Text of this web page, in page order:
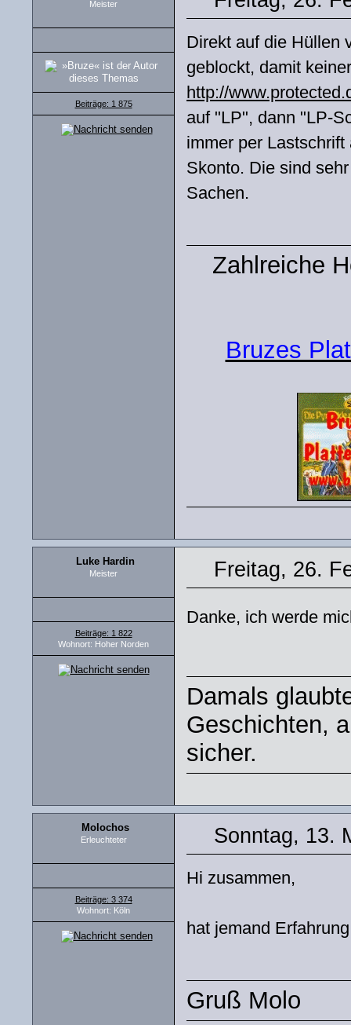
Meister
Beiträge: 1 875
Direkt auf die Hüllen
geblockt, damit
http://
auf "LP", dann "LP-
immer per
Skonto. Die sind
Sachen.
Zahlreiche
Bruzes
Luke Hardin
Meister
Beiträge: 1 822
Wohnort: Hoher Norden
Freitag, 26.
Danke, ich werde
Damals
Geschichten,
sicher.
Molochos
Erleuchteter
Beiträge: 3 374
Wohnort: Köln
Sonntag, 13.
Hi zusammen,
hat jemand
Gruß Molo